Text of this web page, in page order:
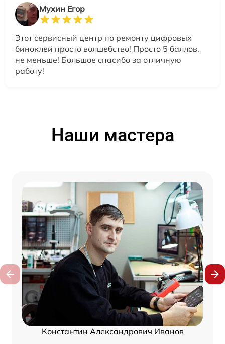
Мухин Егор
Этот сервисный центр по ремонту цифровых
биноклей просто волшебство! Просто 5 баллов,
не меньше! Большое спасибо за отличную
работу!
Наши мастера
Константин Александрович Иванов